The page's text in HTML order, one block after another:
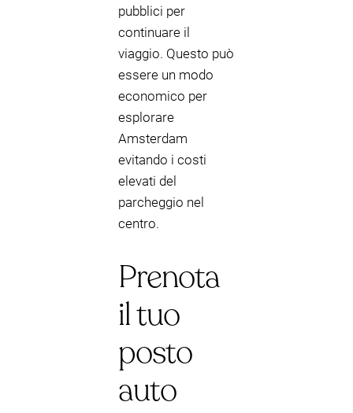
pubblici per
continuare il
viaggio. Questo può
essere un modo
economico per
esplorare
Amsterdam
evitando i costi
elevati del
parcheggio nel
centro.
Prenota
il tuo
posto
auto